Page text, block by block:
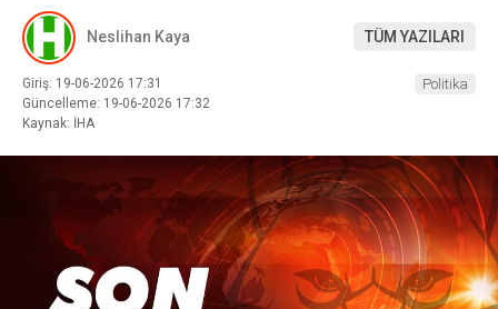
Neslihan Kaya TÜM YAZILARI
Giriş: 19-06-2026 17:31
Güncelleme: 19-06-2026 17:32
Kaynak: İHA
Politika